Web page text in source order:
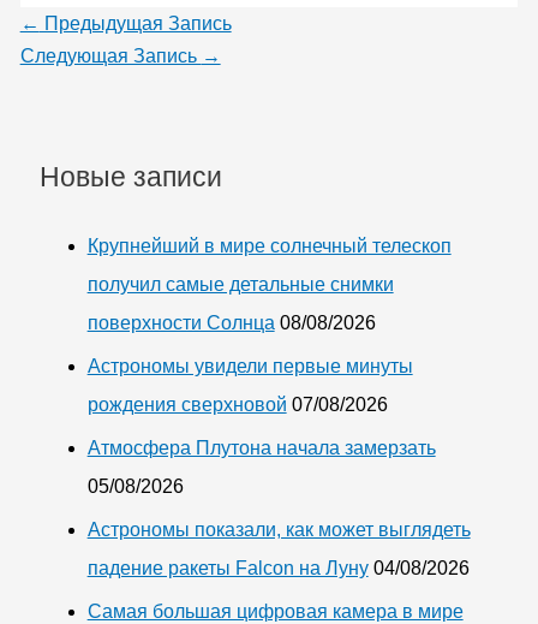
← Предыдущая Запись
Следующая Запись →
Новые записи
Крупнейший в мире солнечный телескоп
получил самые детальные снимки
поверхности Солнца 08/08/2026
Астрономы увидели первые минуты
рождения сверхновой 07/08/2026
Атмосфера Плутона начала замерзать
05/08/2026
Астрономы показали, как может выглядеть
падение ракеты Falcon на Луну 04/08/2026
Самая большая цифровая камера в мире